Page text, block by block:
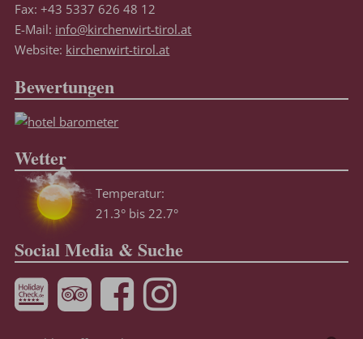
Fax: +43 5337 626 48 12
E-Mail: info@kirchenwirt-tirol.at
Website: kirchenwirt-tirol.at
Bewertungen
Wetter
Temperatur:
21.3° bis 22.7°
Social Media & Suche
Suchbegriff